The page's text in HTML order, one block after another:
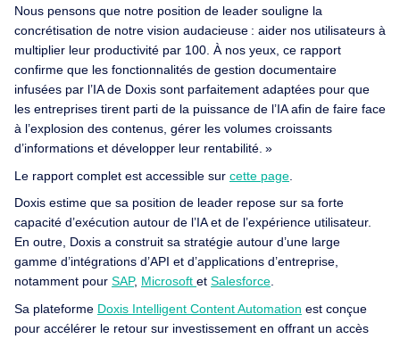
Nous pensons que notre position de leader souligne la
concrétisation de notre vision audacieuse : aider nos utilisateurs à
multiplier leur productivité par 100. À nos yeux, ce rapport
confirme que les fonctionnalités de gestion documentaire
infusées par l’IA de Doxis sont parfaitement adaptées pour que
les entreprises tirent parti de la puissance de l’IA afin de faire face
à l’explosion des contenus, gérer les volumes croissants
d’informations et développer leur rentabilité. »
Le rapport complet est accessible sur cette page
Doxis estime que sa position de leader repose sur sa forte
capacité d’exécution autour de l’IA et de l’expérience utilisateur.
En outre, Doxis a construit sa stratégie autour d’une large
gamme d’intégrations d’API et d’applications d’entreprise,
notamment pour SAP, Microsoft et Salesforce.
Sa plateforme Doxis Intelligent Content Automation est conçue
pour accélérer le retour sur investissement en offrant un accès